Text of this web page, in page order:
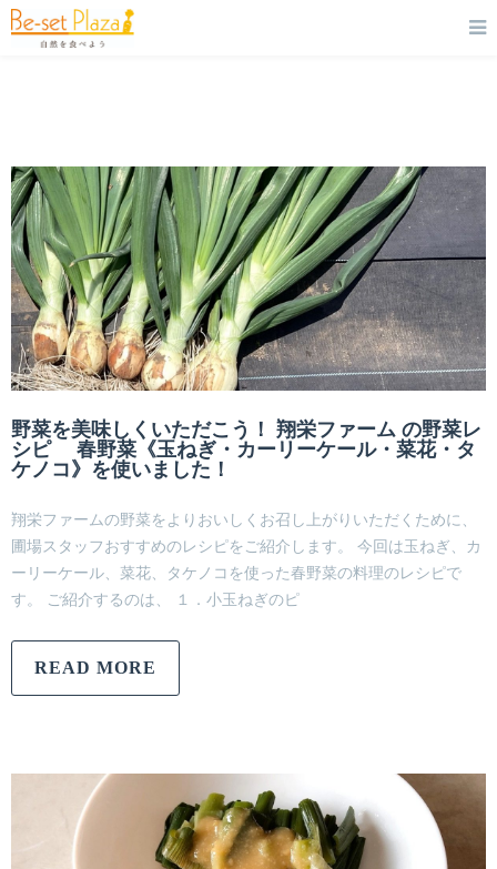
野菜を美味しくいただこう！ 翔栄ファーム の野菜レ
シピ 春野菜《玉ねぎ・カーリーケール・菜花・タ
ケノコ》を使いました！
翔栄ファームの野菜をよりおいしくお召し上がりいただくために、
圃場スタッフおすすめのレシピをご紹介します。 今回は玉ねぎ、カ
ーリーケール、菜花、タケノコを使った春野菜の料理のレシピで
す。 ご紹介するのは、 １．小玉ねぎのピ
READ MORE